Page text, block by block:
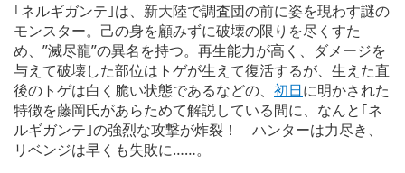
｢ネルギガンテ｣は、新大陸で調査団の前に姿を現わす謎の
モンスター。己の身を顧みずに破壊の限りを尽くすた
め、”滅尽龍”の異名を持つ。再生能力が高く、ダメージを
与えて破壊した部位はトゲが生えて復活するが、生えた直
後のトゲは白く脆い状態であるなどの、 初日に明かされた
特徴を藤岡氏があらためて解説している間に、なんと｢ネ
ルギガンテ｣の強烈な攻撃が炸裂！ ハンターは力尽き、
リベンジは早くも失敗に……。